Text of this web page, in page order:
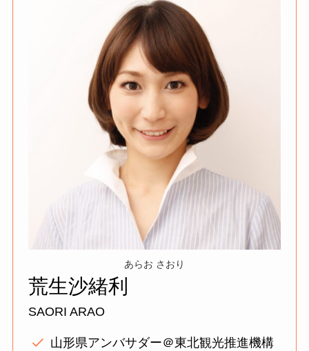
あらお さおり
荒生沙緒利
SAORI ARAO
山形県アンバサダー＠東北観光推進機構